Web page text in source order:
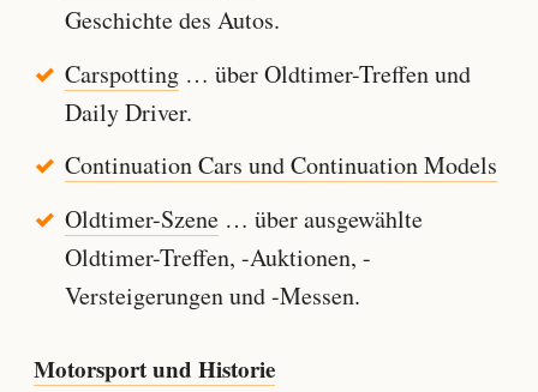
Geschichte des Autos.
Carspotting… über Oldtimer-Treffen und
Daily Driver.
Continuation Cars und Continuation Models
Oldtimer-Szene… über ausgewählte
Oldtimer-Treffen, -Auktionen, -
Versteigerungen und -Messen.
Motorsport und Historie